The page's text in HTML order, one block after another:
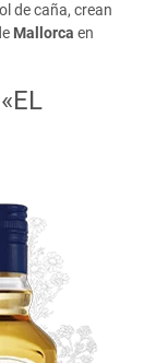
de caña, crean
Mallorca en